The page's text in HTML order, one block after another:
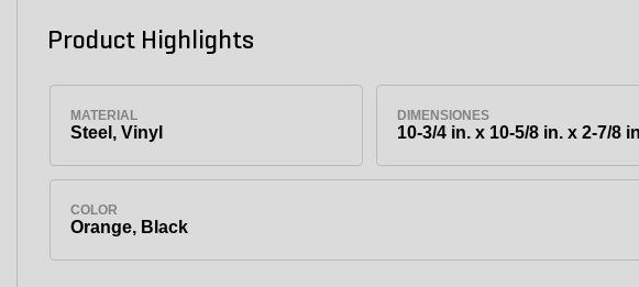
Product Highlights
MATERIAL
Steel, Vinyl
DIMENSIONES
10-3/4 in. x 10-5/8 in. x 2-7/8
COLOR
Orange, Black